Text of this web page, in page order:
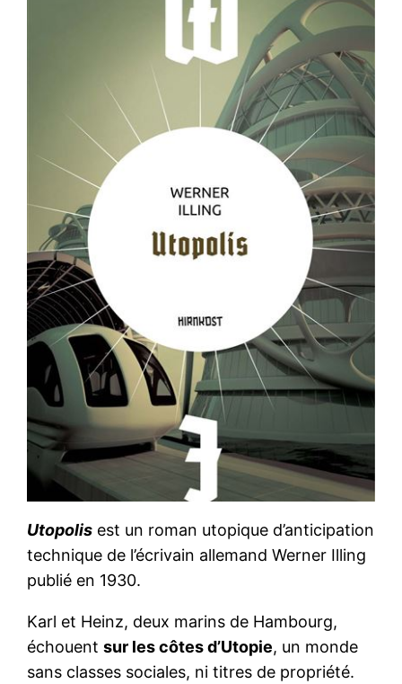
Utopolis est un roman utopique d’anticipation
technique de l’écrivain allemand Werner Illing
publié en 1930.
Karl et Heinz, deux marins de Hambourg,
échouentsur les côtes d’Utopie, un monde
sans classes sociales, ni titres de propriété.